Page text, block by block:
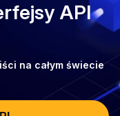
API
na całym świecie